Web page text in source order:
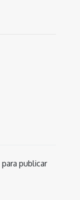
para publicar